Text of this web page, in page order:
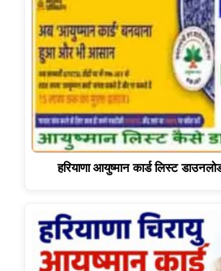
हरियाणा आयुष्मान कार्ड लिस्ट